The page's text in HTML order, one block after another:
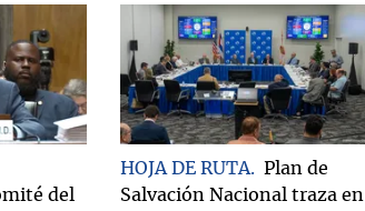
del
HOJA DE RUTA
Plan de
Salvación Nacional traza en